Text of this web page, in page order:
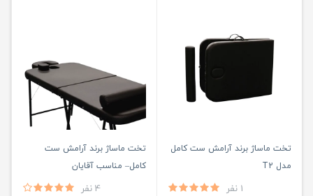
تخت ماساژ برند آرامش ست کامل
مدل T2
1 نفر
تخت ماساژ برند آرامش ست
کامل– مناسب آقایان
4 نفر